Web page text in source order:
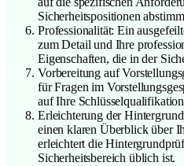
Sicherheitspositionen
Professionalität: Ein
zum Detail und Ihre
Eigenschaften, die in der
Vorbereitung auf
für Fragen im
auf Ihre
Erleichterung der
einen klaren Überblick über
erleichtert die
Sicherheitsbereich üblich ist.